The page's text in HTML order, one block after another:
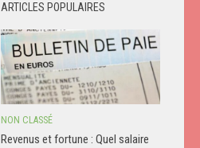
ARTICLES POPULAIRES
NON CLASSÉ
Revenus et fortune : Quel salaire